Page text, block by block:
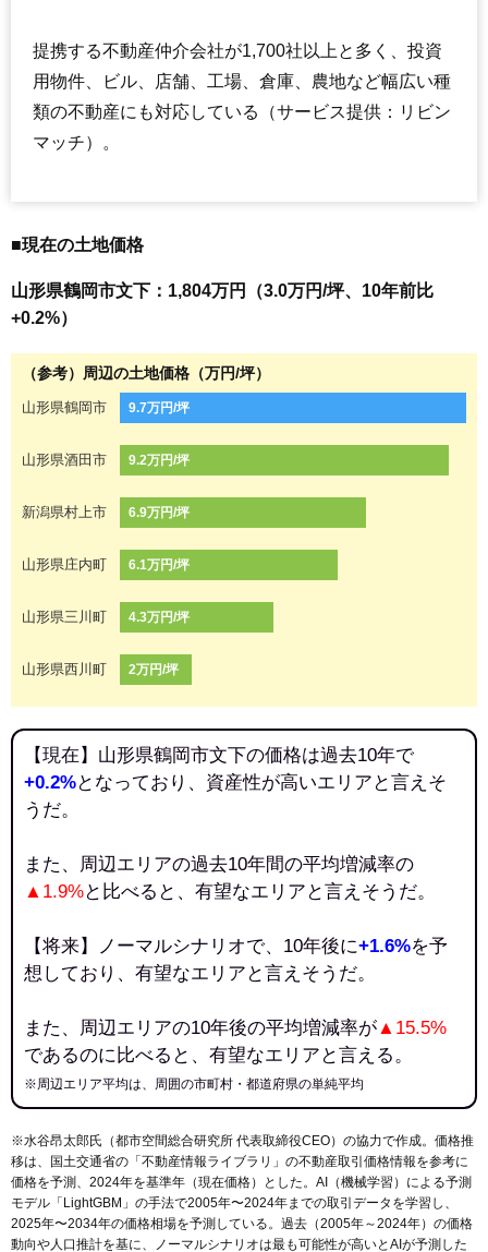
提携する不動産仲介会社が1,700社以上と多く、投資
用物件、ビル、店舗、工場、倉庫、農地など幅広い種
類の不動産にも対応している（サービス提供：リビン
マッチ）。
■現在の土地価格
山形県鶴岡市文下：1,804万円（3.0万円/坪、10年前比
+0.2%）
（参考）周辺の土地価格（万円/坪）
山形県鶴岡市 9.7万円/坪
山形県酒田市 9.2万円/坪
新潟県村上市 6.9万円/坪
山形県庄内町 6.1万円/坪
山形県三川町 4.3万円/坪
山形県西川町 2万円/坪
【現在】山形県鶴岡市文下の価格は過去10年で
+0.2%となっており、資産性が高いエリアと言えそ
うだ。
また、周辺エリアの過去10年間の平均増減率の
▲1.9%と比べると、有望なエリアと言えそうだ。
【将来】ノーマルシナリオで、10年後に+1.6%を予
想しており、有望なエリアと言えそうだ。
また、周辺エリアの10年後の平均増減率が▲15.5%
であるのに比べると、有望なエリアと言える。
※周辺エリア平均は、周囲の市町村・都道府県の単純平均
※水谷昂太郎氏（都市空間総合研究所 代表取締役CEO）の協力で作成。価格推
移は、国土交通省の「 不動産情報ライブラリ 」の不動産取引価格情報を参考に
価格を予測、2024年を基準年（現在価格）とした。AI（機械学習）による予測
モデル「LightGBM」の手法で2005年〜2024年までの取引データを学習し、
2025年〜2034年の価格相場を予測している。過去（2005年～2024年）の価格
動向や人口推計を基に、ノーマルシナリオは最も可能性が高いとAIが予測した